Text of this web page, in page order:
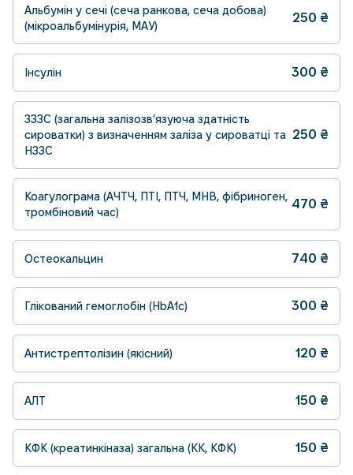
Альбумін у сечі (сеча ранкова, сеча добова)
(мікроальбумінурія, МАУ)
250 ₴
Інсулін 300 ₴
ЗЗЗС (загальна залізозв’язуюча здатність
сироватки) з визначенням заліза у сироватці та
НЗЗС
250 ₴
Коагулограма (АЧТЧ, ПТІ, ПТЧ, МНВ, фібриноген,
тромбіновий час)
470 ₴
Остеокальцин 740 ₴
Глікований гемоглобін (HbA1c) 300 ₴
Антистрептолізин (якісний) 120 ₴
АЛТ 150 ₴
КФК (креатинкіназа) загальна (КК, КФК) 150 ₴